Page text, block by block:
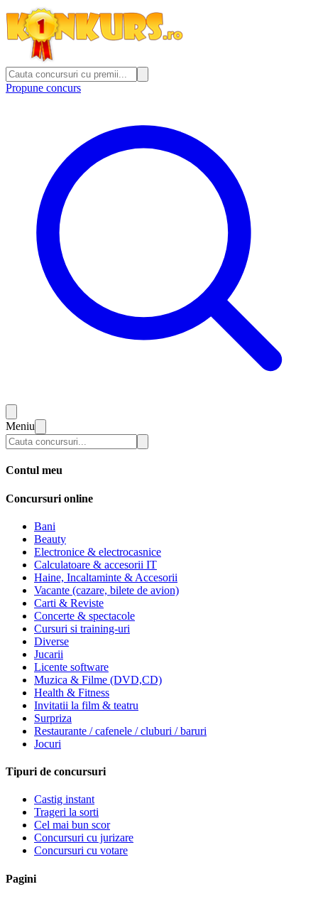
Propune concurs
Meniu
Contul meu
Concursuri online
Bani
Beauty
Electronice & electrocasnice
Calculatoare & accesorii IT
Haine, Incaltaminte & Accesorii
Vacante (cazare, bilete de avion)
Carti & Reviste
Concerte & spectacole
Cursuri si training-uri
Diverse
Jucarii
Licente software
Muzica & Filme (DVD,CD)
Health & Fitness
Invitatii la film & teatru
Surpriza
Restaurante / cafenele / cluburi / baruri
Jocuri
Tipuri de concursuri
Castig instant
Trageri la sorti
Cel mai bun scor
Concursuri cu jurizare
Concursuri cu votare
Pagini